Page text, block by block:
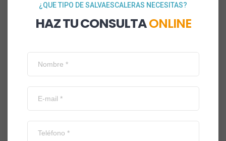
¿QUE TIPO DE SALVAESCALERAS NECESITAS?
HAZ TU CONSULTAONLINE